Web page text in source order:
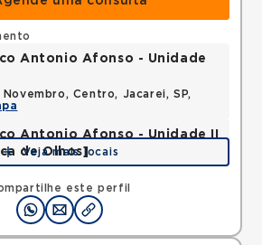
este perfil
Antonio Afonso - Unidade
Novembro, Centro, Jacarei, SP,
Antonio Afonso - Unidade II
de Olhos]
Novembro, Centro, Jacarei, SP,
Veja mais locais